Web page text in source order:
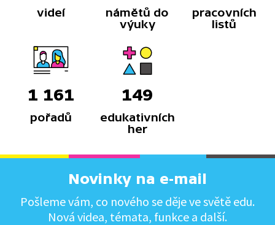
videí
námětů do
výuky
pracovních
listů
1 161
pořadů
149
edukativních
her
Novinky na e-mail
Pošleme vám, co nového se děje ve světě edu.
Nová videa, témata, funkce a další.